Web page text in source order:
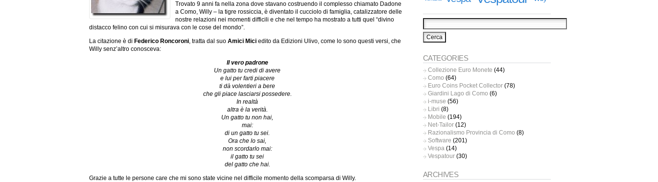
Trovato 9 anni fa nella zona dove stavano costruendo il complesso chiamato Dadone
a Como, Willy – la tigre rossiccia, è diventato il cucciolo di famiglia, catalizzatore delle
nostre relazioni nei momenti difficili e che nel tempo ha mostrato a tutti quel “divino
distacco felino con cui si misurava con le cose del mondo”.
La citazione è di Federico Roncoroni, tratta dal suo Amici Mici edito da Edizioni Ulivo, come lo sono questi versi, che
Willy senz’altro conosceva:
Il vero padrone
Un gatto tu credi di avere
e lui per farti piacere
ti dà volentieri a bere
che gli piace lasciarsi possedere.
In realtà
altra è la verità.
Un gatto tu non hai,
mai:
di un gatto tu sei.
Ora che lo sai,
non scordarlo mai:
il gatto tu sei
del gatto che hai.
Grazie a tutte le persone care che mi sono state vicine nel difficile momento della scomparsa di Willy.
CATEGORIES
Collezione Euro Monete (44)
Como (64)
Euro Coins Pocket Collector(78)
Giardini Lago di Como (6)
i-muse (56)
Libri (8)
Mobile (194)
Net-Tailor(12)
Razionalismo Provincia di Como (8)
Software (201)
Vespa(14)
Vespatour(30)
ARCHIVES